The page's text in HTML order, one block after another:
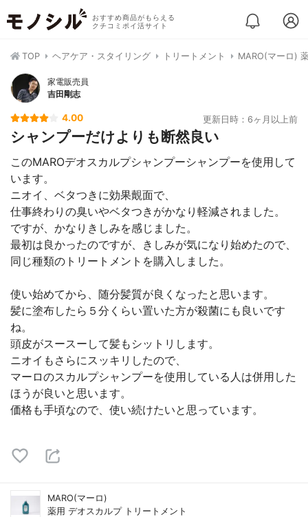
おすすめ商品がもらえる
クチコミポイ活サイト
TOP ヘアケア・スタイリング トリートメント MARO(マーロ)
家電販売員
吉田剛志
4.00 更新日時：6ヶ月以上前
シャンプーだけよりも断然良い
このMAROデオスカルプシャンプーシャンプーを使用して
います。
ニオイ、ベタつきに効果覿面で、
仕事終わりの臭いやベタつきがかなり軽減されました。
ですが、かなりきしみを感じました。
最初は良かったのですが、きしみが気になり始めたので、
同じ種類のトリートメントを購入しました。
使い始めてから、随分髪質が良くなったと思います。
髪に塗布したら５分くらい置いた方が殺菌にも良いです
ね。
頭皮がスースーして髪もシットリします。
ニオイもさらにスッキリしたので、
マーロのスカルプシャンプーを使用している人は併用した
ほうが良いと思います。
価格も手頃なので、使い続けたいと思っています。
MARO(マーロ)
薬用 デオスカルプ トリートメント